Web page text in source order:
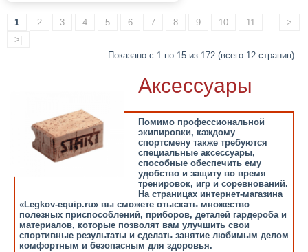
1 2 3 4 5 6 7 8 9 10 11 ....
>
>|
Показано с 1 по 15 из 172 (всего 12 страниц)
Аксессуары
Помимо профессиональной
экипировки, каждому
спортсмену также требуются
специальные аксессуары,
способные обеспечить ему
удобство и защиту во время
тренировок, игр и соревнований.
На страницах интернет-магазина
«Legkov-equip.ru» вы сможете отыскать множество
полезных приспособлений, приборов, деталей гардероба и
материалов, которые позволят вам улучшить свои
спортивные результаты и сделать занятие любимым делом
комфортным и безопасным для здоровья.